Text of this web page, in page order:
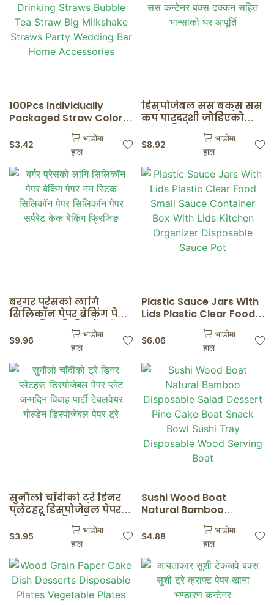
100Pcs Individually
Packaged Straw Color
Drinking Straws Bubble
Tea Straw BIg Milkshake
Straws Party Wedding
Bar Home Accessories
$3.42
भाडोमा
हाल
डिस्पोजेबल सस बक्स सस
कप पारदर्शी जोडिएको
प्लास्टिक बक्स सस
कन्टेनर बक्स ढक्कन
सहित भान्साको घर
आपूर्ति
$8.92
भाडोमा
हाल
बर्गर प्रेसको लागि
सिलिकॉन पेपर बेकिंग पेपर
नन स्टिक सिलिकॉन पेपर
सिलिकॉन पेपर सर्परेट
केक बेकिंग फ्रिजिङ
$9.96
भाडोमा
हाल
Plastic Sauce Jars With
Lids Plastic Clear Food
Small Sauce Container
Box With Lids Kitchen
Organizer Disposable
Sauce Pot
$6.06
भाडोमा
हाल
सुनौलो चाँदीको ट्रे डिनर
प्लेटहरू डिस्पोजेबल पेपर
प्लेट जन्मदिन विवाह
पार्टी टेबलवेयर गोल्डेन
डिस्पोजेबल पेपर ट्रे
$3.95
भाडोमा
हाल
Sushi Wood Boat
Natural Bamboo
Disposable Salad
Dessert Pine Cake Boat
Snack Bowl Sushi Tray
Disposable Wood
Serving Boat
$4.88
भाडोमा
हाल